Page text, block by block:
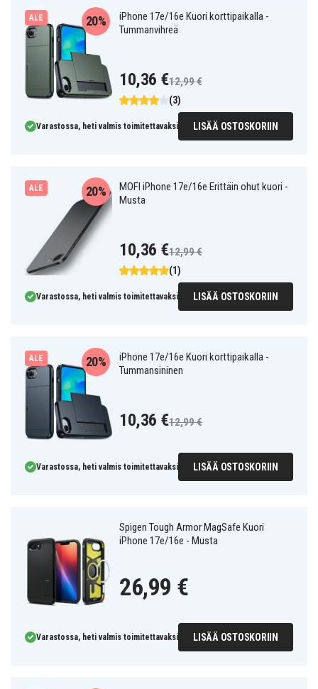
ALE
iPhone 17e/16e Kuori korttipaikalla -
Tummanvihreä
(3)
20%
10,36 €12,99 €
Varastossa, heti valmis toimitettavaksi LISÄÄ OSTOSKORIIN
ALE
MOFI iPhone 17e/16e Erittäin ohut kuori -
Musta
(1)
20%
10,36 €12,99 €
Varastossa, heti valmis toimitettavaksi LISÄÄ OSTOSKORIIN
ALE
iPhone 17e/16e Kuori korttipaikalla -
Tummansininen
20%
10,36 €12,99 €
Varastossa, heti valmis toimitettavaksi LISÄÄ OSTOSKORIIN
Spigen Tough Armor MagSafe Kuori
iPhone 17e/16e - Musta
26,99 €
Varastossa, heti valmis toimitettavaksi LISÄÄ OSTOSKORIIN